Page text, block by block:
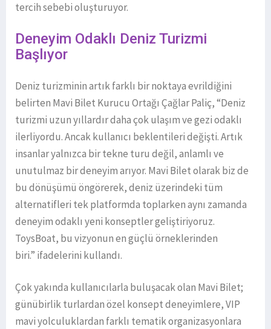
tercih sebebi oluşturuyor.
Deneyim Odaklı Deniz Turizmi
Başlıyor
Deniz turizminin artık farklı bir noktaya evrildiğini
belirten Mavi Bilet Kurucu Ortağı Çağlar Paliç, “Deniz
turizmi uzun yıllardır daha çok ulaşım ve gezi odaklı
ilerliyordu. Ancak kullanıcı beklentileri değişti. Artık
insanlar yalnızca bir tekne turu değil, anlamlı ve
unutulmaz bir deneyim arıyor. Mavi Bilet olarak biz de
bu dönüşümü öngörerek, deniz üzerindeki tüm
alternatifleri tek platformda toplarken aynı zamanda
deneyim odaklı yeni konseptler geliştiriyoruz.
ToysBoat, bu vizyonun en güçlü örneklerinden
biri.” ifadelerini kullandı.
Çok yakında kullanıcılarla buluşacak olan Mavi Bilet;
günübirlik turlardan özel konsept deneyimlere, VIP
mavi yolculuklardan farklı tematik organizasyonlara